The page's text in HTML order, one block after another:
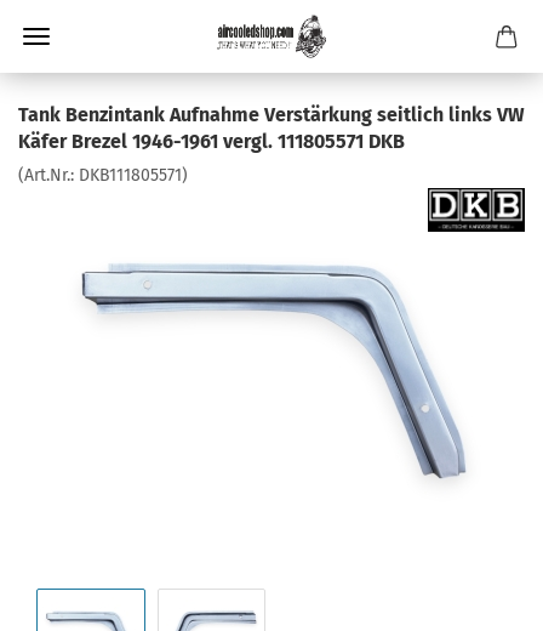
Tank Benzintank Aufnahme Verstärkung seitlich links VW
Käfer Brezel 1946-1961 vergl. 111805571 DKB
(Art.Nr.: DKB111805571)